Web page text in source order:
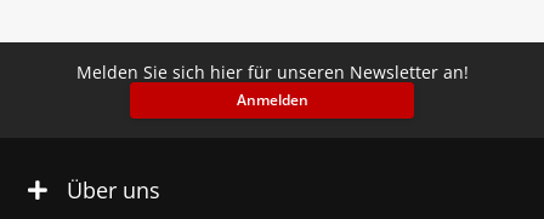
Melden Sie sich hier für unseren Newsletter an!
Anmelden
Über uns